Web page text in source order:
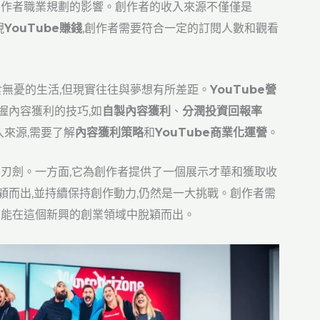
者職業規劃的影響。創作者的收入來源不僅僅是
YouTube賺錢,創作者需要符合一定的訂閱人數和觀看
憂的生活,但現實往往與夢想有所差距。 YouTube營
內容獲利的技巧,如自製內容獲利 、 分潤投資回報率
源,需要了解內容獲利策略和YouTube商業化運營 。
劍。一方面,它為創作者提供了一個展示才華和獲取收
出,並持續保持創作動力,仍然是一大挑戰。創作者需
在這個新興的創業領域中脫穎而出。